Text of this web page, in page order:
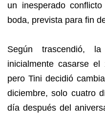
un inesperado
boda, prevista para fin
Según trascendió,
inicialmente casarse
pero Tini decidió
diciembre, solo cuatro
día después del